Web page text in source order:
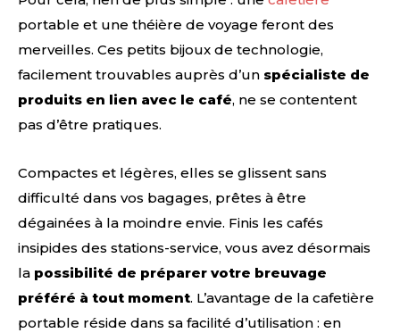
portable et une théière de voyage feront des
merveilles. Ces petits bijoux de technologie,
facilement trouvables auprès d’un spécialiste de
produits en lien avec le café, ne se contentent
pas d’être pratiques.
Compactes et légères, elles se glissent sans
difficulté dans vos bagages, prêtes à être
dégainées à la moindre envie. Finis les cafés
insipides des stations-service, vous avez désormais
la possibilité de préparer votre breuvage
préféré à tout moment. L’avantage de la cafetière
portable réside dans sa facilité d’utilisation : en